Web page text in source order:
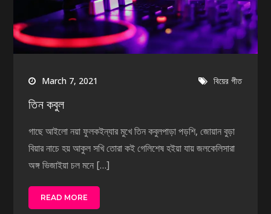
March 7, 2021 বিয়ের গীত
তিন কবুল
গাছে আইলো নয়া ফুলকইন্যার মুখে তিন কবুলপাড়া পড়শি, জোয়ান বুড়া
বিয়ার নাচে হয় আকুল সখি তোরা কই গেলিশেষ হইয়া যায় জলকেলিসারা
অঙ্গ ভিজাইয়া চল মনে […]
READ MORE